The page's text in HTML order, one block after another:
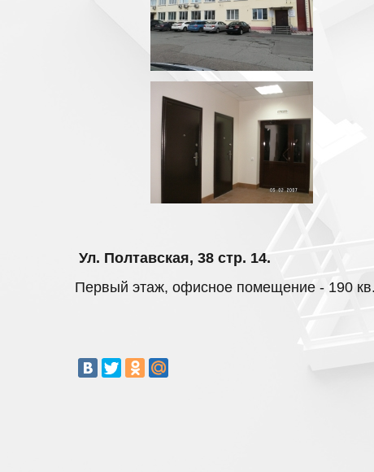
Ул. Полтавская, 38 стр. 14.
Первый этаж, офисное помещение - 190